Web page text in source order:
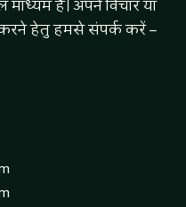
करने हेतु हमसे संपर्क करें –